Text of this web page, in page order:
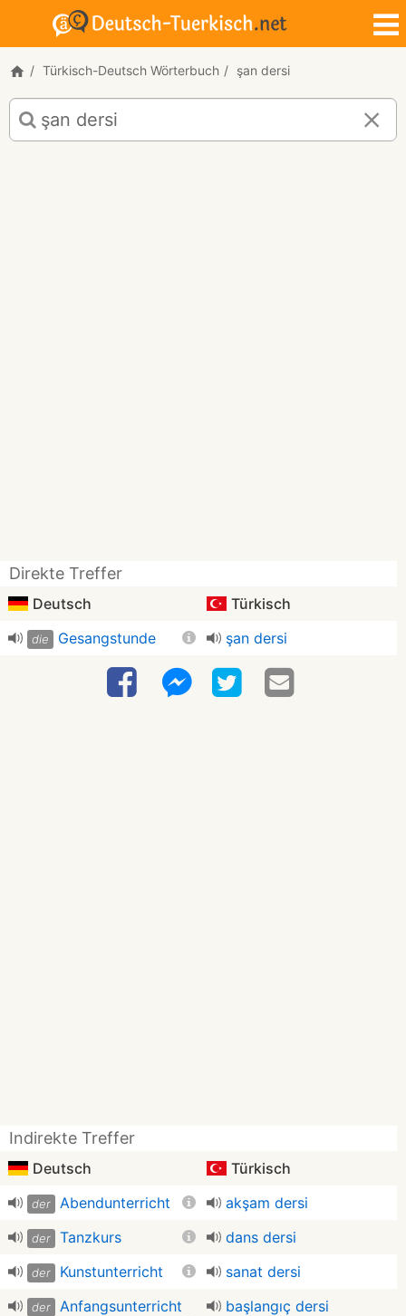
Türkisch-Deutsch Wörterbuch şan dersi
Türkisch-
Deutsch
Übersetzung
Direkte Treffer
Deutsch Türkisch
die Gesangstunde şan dersi
Indirekte Treffer
Deutsch Türkisch
der Abendunterricht akşam dersi
der Tanzkurs dans dersi
der Kunstunterricht sanat dersi
der Anfangsunterricht başlangıç dersi